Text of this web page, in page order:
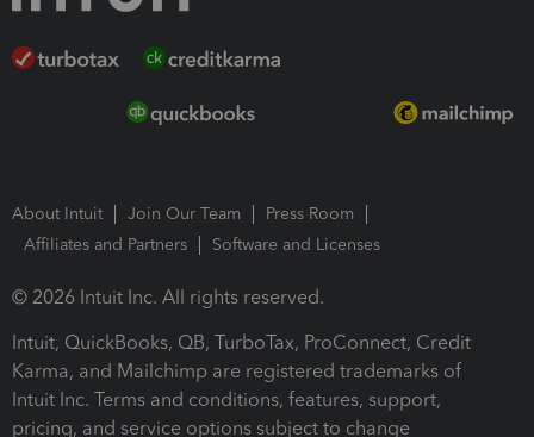
About Intuit Join Our Team
Press Room
Affiliates and Partners
Software and Licenses
© 2026 Intuit Inc. All rights reserved.
Intuit, QuickBooks, QB, TurboTax, ProConnect, Credit
Karma, and Mailchimp are registered trademarks of
Intuit Inc. Terms and conditions, features, support,
pricing, and service options subject to change